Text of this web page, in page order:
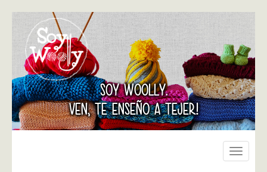
SOY WOOLLY.
VEN, TE ENSEÑO A TEJER!
Toggle